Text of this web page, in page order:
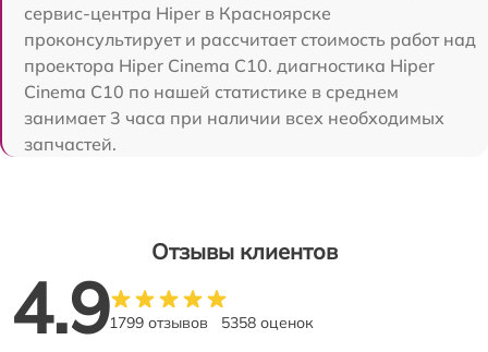
сервис-центра Hiper в Красноярске
проконсультирует и рассчитает стоимость работ над
проектора Hiper Cinema C10. диагностика Hiper
Cinema C10 по нашей статистике в среднем
занимает 3 часа при наличии всех необходимых
запчастей.
Отзывы клиентов
4.91799 отзывов 5358 оценок